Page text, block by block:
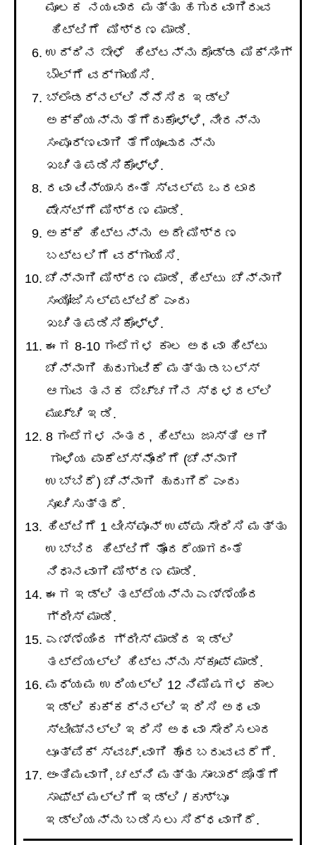
ಮೂಲಕ ನಯವಾದ ಮತ್ತು ಹಗುರವಾಗಿರುವ
ಹಿಟ್ಟಿಗೆ ಮಿಶ್ರಣ ಮಾಡಿ.
ಉದ್ದಿನ ಬೇಳೆ ಹಿಟ್ಟನ್ನು ದೊಡ್ಡ ಮಿಕ್ಸಿಂಗ್
ಬೌಲ್‌ಗೆ ವರ್ಗಾಯಿಸಿ.
ಬ್ಲೆಂಡರ್ನಲ್ಲಿ ನೆನೆಸಿದ ಇಡ್ಲಿ
ಅಕ್ಕಿಯನ್ನು ತೆಗೆದುಕೊಳ್ಳಿ, ನೀರನ್ನು
ಸಂಪೂರ್ಣವಾಗಿ ತೆಗೆಯೂವುದನ್ನು
ಖಚಿತಪಡಿಸಿಕೊಳ್ಳಿ.
ರವಾ ವಿನ್ಯಾಸದಂತೆ ಸ್ವಲ್ಪ ಒರಟಾದ
ಪೇಸ್ಟ್ಗೆ ಮಿಶ್ರಣ ಮಾಡಿ.
ಅಕ್ಕಿ ಹಿಟ್ಟನ್ನು ಅದೇ ಮಿಶ್ರಣ
ಬಟ್ಟಲಿಗೆ ವರ್ಗಾಯಿಸಿ.
ಚೆನ್ನಾಗಿ ಮಿಶ್ರಣ ಮಾಡಿ, ಹಿಟ್ಟು ಚೆನ್ನಾಗಿ
ಸಂಯೋಜಿಸಲ್ಪಟ್ಟಿದೆ ಎಂದು
ಖಚಿತಪಡಿಸಿಕೊಳ್ಳಿ.
ಈಗ 8-10 ಗಂಟೆಗಳ ಕಾಲ ಅಥವಾ ಹಿಟ್ಟು
ಚೆನ್ನಾಗಿ ಹುದುಗುವಿಕೆ ಮತ್ತು ಡಬಲ್ಸ್
ಆಗುವ ತನಕ ಬೆಚ್ಚಗಿನ ಸ್ಥಳದಲ್ಲಿ
ಮುಚ್ಚಿ ಇಡಿ.
8 ಗಂಟೆಗಳ ನಂತರ, ಹಿಟ್ಟು ಜಾಸ್ತಿ ಆಗಿ
ಗಾಳಿಯ ಪಾಕೆಟ್ಸ್ನೊಂದಿಗೆ (ಚೆನ್ನಾಗಿ
ಉಬ್ಬಿದೆ) ಚೆನ್ನಾಗಿ ಹುದುಗಿದೆ ಎಂದು
ಸೂಚಿಸುತ್ತದೆ.
ಹಿಟ್ಟಿಗೆ 1 ಟೀಸ್ಪೂನ್ ಉಪ್ಪು ಸೇರಿಸಿ ಮತ್ತು
ಉಬ್ಬಿದ ಹಿಟ್ಟಿಗೆ ತೊಂದರೆಯಾಗದಂತೆ
ನಿಧಾನವಾಗಿ ಮಿಶ್ರಣ ಮಾಡಿ.
ಈಗ ಇಡ್ಲಿ ತಟ್ಟೆಯನ್ನು ಎಣ್ಣೆಯಿಂದ
ಗ್ರೀಸ್ ಮಾಡಿ.
ಎಣ್ಣೆಯಿಂದ ಗ್ರೀಸ್ ಮಾಡಿದ ಇಡ್ಲಿ
ತಟ್ಟೆಯಲ್ಲಿ ಹಿಟ್ಟನ್ನು ಸ್ಕೂಪ್ ಮಾಡಿ.
ಮಧ್ಯಮ ಉರಿಯಲ್ಲಿ 12 ನಿಮಿಷಗಳ ಕಾಲ
ಇಡ್ಲಿ ಕುಕ್ಕರ್ನಲ್ಲಿ ಇರಿಸಿ ಅಥವಾ
ಸ್ಟೀಮ್‌ನಲ್ಲಿ ಇರಿಸಿ ಅಥವಾ ಸೇರಿಸಲಾದ
ಟೂತ್‌ಪಿಕ್ ಸ್ವಚ್.ವಾಗಿ ಹೊರಬರುವವರೆಗೆ.
ಅಂತಿಮವಾಗಿ, ಚಟ್ನಿ ಮತ್ತು ಸಾಂಬಾರ್ ಜೊತೆಗೆ
ಸಾಫ್ಟ್ ಮಲ್ಲಿಗೆ ಇಡ್ಲಿ / ಕುಶ್ಬೂ
ಇಡ್ಲಿಯನ್ನು ಬಡಿಸಲು ಸಿದ್ಧವಾಗಿದೆ.